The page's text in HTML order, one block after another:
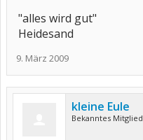
"alles wird gut"
Heidesand
9. März 2009
kleine Eule
Bekanntes Mitglied